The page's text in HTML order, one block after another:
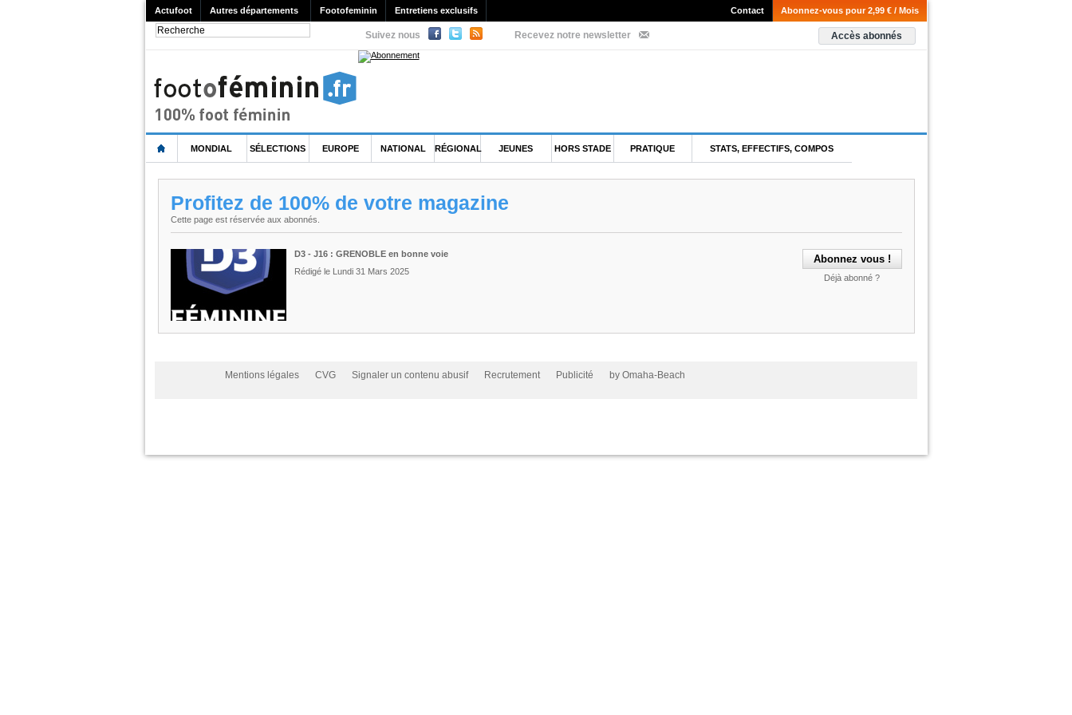
Actufoot Autres départements Footofeminin Entretiens exclusifs Abonnez-vous pour 2,99 € / Mois
Contact
Suivez nous Recevez notre newsletter Accès abonnés
MONDIAL SÉLECTIONS EUROPE NATIONAL RÉGIONAL JEUNES HORS STADE PRATIQUE STATS, EFFECTIFS, COMPOS
Profitez de 100% de votre magazine
Cette page est réservée aux abonnés.
Déjà abonné ?
D3 - J16 : GRENOBLE en bonne voie
Rédigé le Lundi 31 Mars 2025
Mentions légales CVG Signaler un contenu abusif Recrutement Publicité by Omaha-Beach